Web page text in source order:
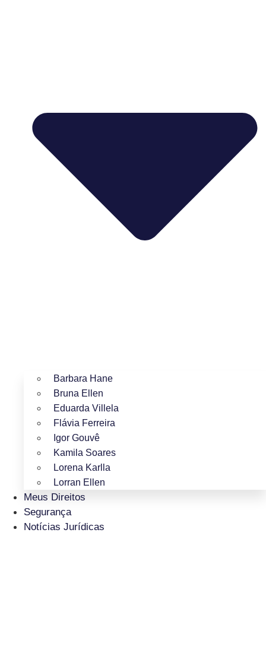
Barbara Hane
Bruna Ellen
Eduarda Villela
Flávia Ferreira
Igor Gouvê
Kamila Soares
Lorena Karlla
Lorran Ellen
Meus Direitos
Segurança
Notícias Jurídicas